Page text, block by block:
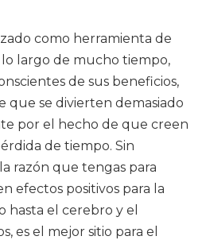
como herramienta de
lo largo de mucho tiempo,
de sus beneficios,
que se divierten demasiado
por el hecho de que creen
de tiempo. Sin
razón que tengas para
efectos positivos para la
hasta el cerebro y el
es el mejor sitio para el